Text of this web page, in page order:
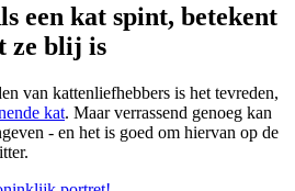
een kat spint, betekent
ze blij is
van kattenliefhebbers is het tevreden,
kat. Maar verrassend genoeg kan
- en het is goed om hiervan op de